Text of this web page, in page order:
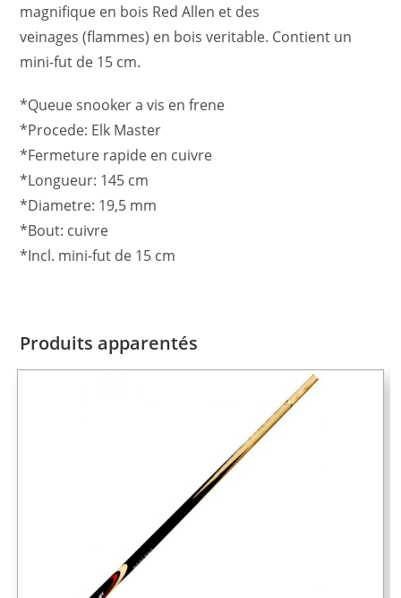
magnifique en bois Red Allen et des
veinages (flammes) en bois veritable. Contient un
mini-fut de 15 cm.
*Queue snooker a vis en frene
*Procede: Elk Master
*Fermeture rapide en cuivre
*Longueur: 145 cm
*Diametre: 19,5 mm
*Bout: cuivre
*Incl. mini-fut de 15 cm
Produits apparentés